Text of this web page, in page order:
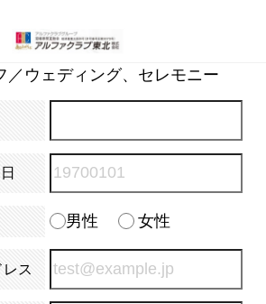
／ウェディング、セレモニー
男性 女性
レス